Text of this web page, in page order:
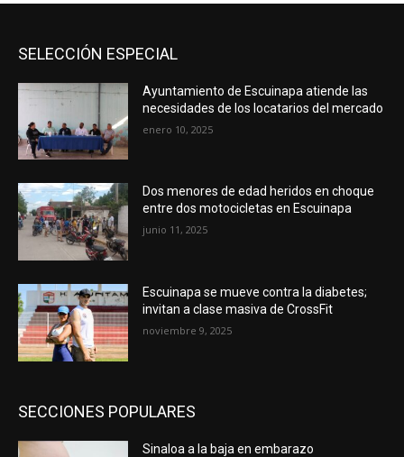
SELECCIÓN ESPECIAL
Ayuntamiento de Escuinapa atiende las
necesidades de los locatarios del mercado
enero 10, 2025
Dos menores de edad heridos en choque
entre dos motocicletas en Escuinapa
junio 11, 2025
Escuinapa se mueve contra la diabetes;
invitan a clase masiva de CrossFit
noviembre 9, 2025
SECCIONES POPULARES
Sinaloa a la baja en embarazo